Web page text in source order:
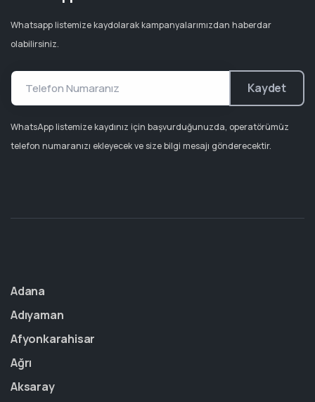
Whatsapp listemize kaydolarak kampanyalarımızdan haberdar
olabilirsiniz.
Kaydet
WhatsApp listemize kaydınız için başvurduğunuzda, operatörümüz
telefon numaranızı ekleyecek ve size bilgi mesajı gönderecektir.
Adana
Adıyaman
Afyonkarahisar
Ağrı
Aksaray